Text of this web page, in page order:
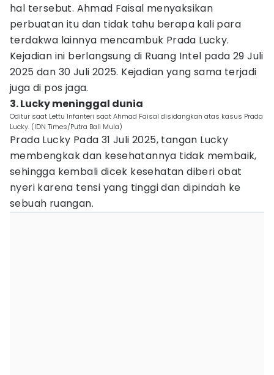
hal tersebut. Ahmad Faisal menyaksikan
perbuatan itu dan tidak tahu berapa kali para
terdakwa lainnya mencambuk Prada Lucky.
Kejadian ini berlangsung di Ruang Intel pada 29 Juli
2025 dan 30 Juli 2025. Kejadian yang sama terjadi
juga di pos jaga.
3. Lucky meninggal dunia
Oditur saat Lettu Infanteri saat Ahmad Faisal disidangkan atas kasus Prada
Lucky. (IDN Times/Putra Bali Mula)
Prada Lucky Pada 31 Juli 2025, tangan Lucky
membengkak dan kesehatannya tidak membaik,
sehingga kembali dicek kesehatan diberi obat
nyeri karena tensi yang tinggi dan dipindah ke
sebuah ruangan.